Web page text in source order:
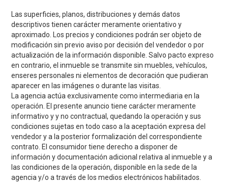
Las superficies, planos, distribuciones y demás datos
descriptivos tienen carácter meramente orientativo y
aproximado. Los precios y condiciones podrán ser objeto de
modificación sin previo aviso por decisión del vendedor o por
actualización de la información disponible. Salvo pacto expreso
en contrario, el inmueble se transmite sin muebles, vehículos,
enseres personales ni elementos de decoración que pudieran
aparecer en las imágenes o durante las visitas.
La agencia actúa exclusivamente como intermediaria en la
operación. El presente anuncio tiene carácter meramente
informativo y y no contractual, quedando la operación y sus
condiciones sujetas en todo caso a la aceptación expresa del
vendedor y a la posterior formalización del correspondiente
contrato. El consumidor tiene derecho a disponer de
información y documentación adicional relativa al inmueble y a
las condiciones de la operación, disponible en la sede de la
agencia y/o a través de los medios electrónicos habilitados.